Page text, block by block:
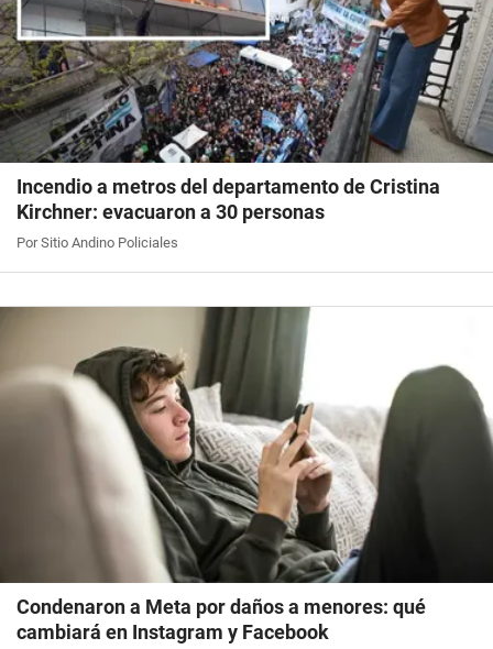
Incendio a metros del departamento de Cristina
Kirchner: evacuaron a 30 personas
Por Sitio Andino Policiales
Condenaron a Meta por daños a menores: qué
cambiará en Instagram y Facebook